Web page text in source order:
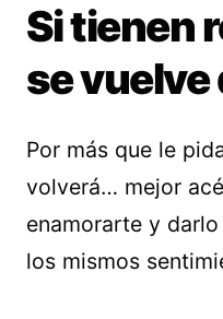
Si tienen
se
Por más que le
volverá… mejor
enamorarte y
los mismos